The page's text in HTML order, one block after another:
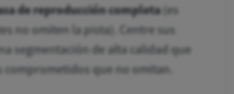
de reproducción completa(es
no omiten la pista). Centre sus
segmentación de alta calidad que
comprometidos que no omitan.